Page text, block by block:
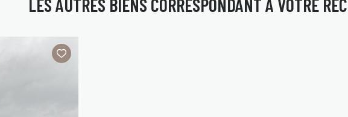
LES AUTRES BIENS CORRESPONDANT À VOTRE